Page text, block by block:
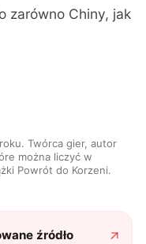
zarówno Chiny, jak
Twórca gier, autor
można liczyć w
Powrót do Korzeni.
źródło